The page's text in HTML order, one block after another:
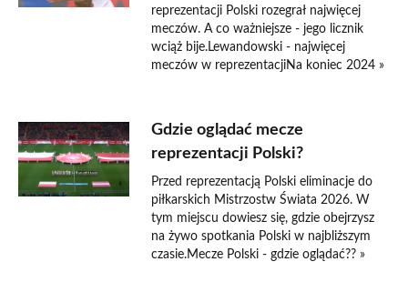
reprezentacji Polski rozegrał najwięcej
meczów. A co ważniejsze - jego licznik
wciąż bije.Lewandowski - najwięcej
meczów w reprezentacjiNa koniec 2024 »
Gdzie oglądać mecze
reprezentacji Polski?
Przed reprezentacją Polski eliminacje do
piłkarskich Mistrzostw Świata 2026. W
tym miejscu dowiesz się, gdzie obejrzysz
na żywo spotkania Polski w najbliższym
czasie.Mecze Polski - gdzie oglądać?? »